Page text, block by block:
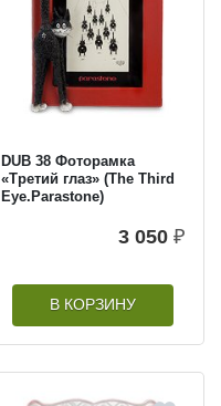
DUB 38 Фоторамка
«Третий глаз» (The Third
Eye.Parastone)
3 050 ₽
В КОРЗИНУ